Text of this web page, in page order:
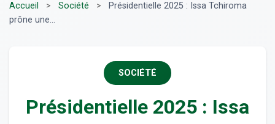
Accueil > Société >
Présidentielle 2025 : Issa Tchiroma
prône une...
SOCIÉTÉ
Présidentielle 2025 : Issa